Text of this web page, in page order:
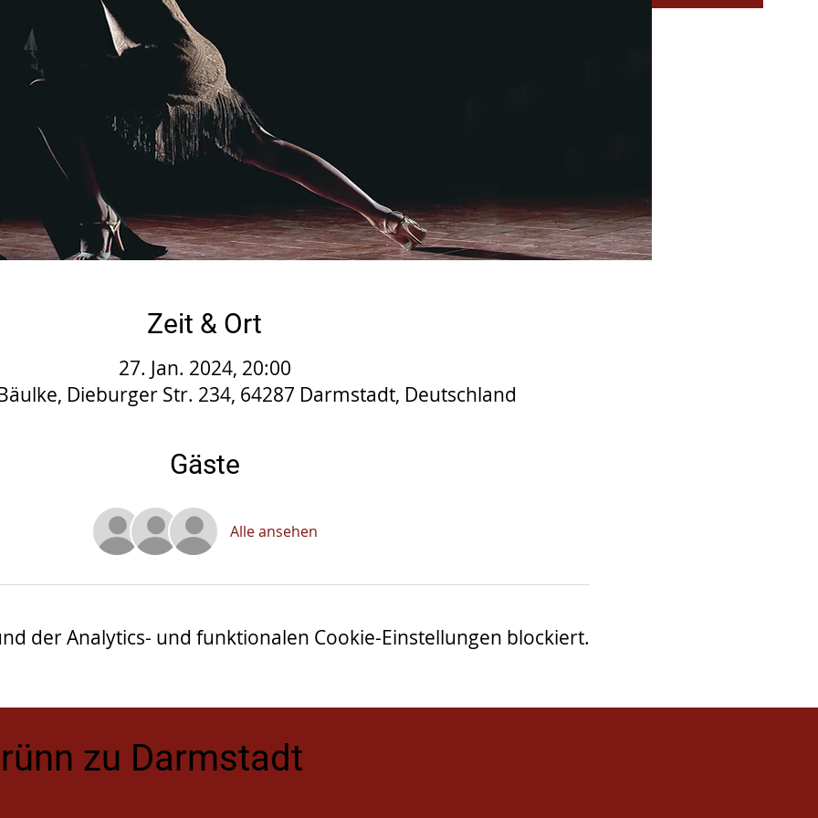
Zeit & Ort
27. Jan. 2024, 20:00
Dieburger Str. 234, 64287 Darmstadt, Deutschland
Gäste
Alle ansehen
der Analytics- und funktionalen Cookie-Einstellungen blockiert.
zu Darmstadt